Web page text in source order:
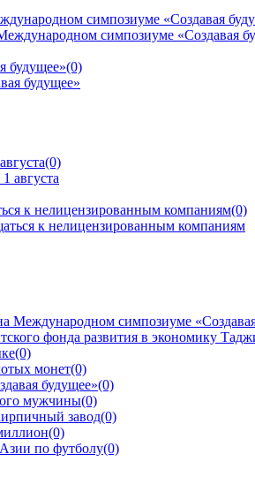
симпозиуме «Создавая
будущее»(0)
(0)
к нелицензированным компаниям(0)
Международном симпозиуме
фонда развития в экономику
(0)
монет(0)
будущее»(0)
мужчины(0)
завод(0)
(0)
по футболу(0)